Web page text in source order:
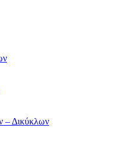
– Δικύκλων